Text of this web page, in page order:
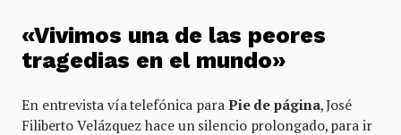
«Vivimos una de las peores
tragedias en el mundo»
En entrevista vía telefónica para Pie de página, José
Filiberto Velázquez hace un silencio prolongado, para ir